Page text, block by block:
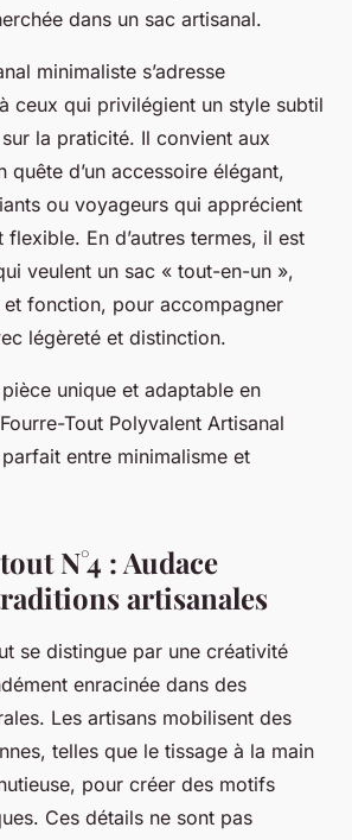
dans un sac artisanal.
minimaliste s’adresse
ceux qui privilégient un style subtil
la praticité. Il convient aux
quête d’un accessoire élégant,
ou voyageurs qui apprécient
flexible. En d’autres termes, il est
veulent un sac « tout-en-un »,
et fonction, pour accompagner
légèreté et distinction.
unique et adaptable en
Tout Polyvalent Artisanal
entre minimalisme et
N°4 : Audace
artisanales
se distingue par une créativité
enracinée dans des
Les artisans mobilisent des
telles que le tissage à la main
pour créer des motifs
Ces détails ne sont pas